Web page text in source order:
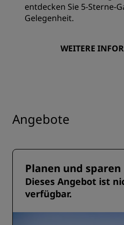
entdecken Sie 5-Sterne-
Gelegenheit.
WEITERE
Angebote
Planen und sparen
Dieses Angebot ist
verfügbar.